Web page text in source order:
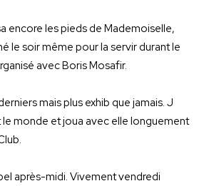
encore les pieds de Mademoiselle,
le soir même pour la servir durant le
avec Boris Mosafir.
mais plus exhib que jamais. J
monde et joua avec elle longuement
après-midi. Vivement vendredi